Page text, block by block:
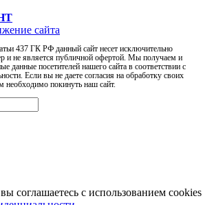
сайта
437 ГК РФ данный сайт несет исключительно
и не является публичной офертой. Мы получаем и
данные посетителей нашего сайта в соответствии с
Если вы не даете согласия на обработку своих
необходимо покинуть наш сайт.
соглашаетесь с использованием cookies